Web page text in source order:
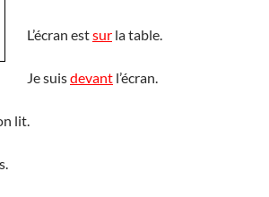
L’écran estsur la table.
Je suisdevant l’écran.
lit.